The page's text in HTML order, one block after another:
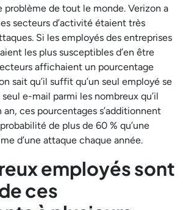
problème de tout le monde. Verizon a
secteurs d’activité étaient très
Si les employés des entreprises
les plus susceptibles d’en être
affichaient un pourcentage
sait qu’il suffit qu’un seul employé se
e-mail parmi les nombreux qu’il
ces pourcentages s’additionnent
de plus de 60 % qu’une
d’une attaque chaque année.
employés sont
ces